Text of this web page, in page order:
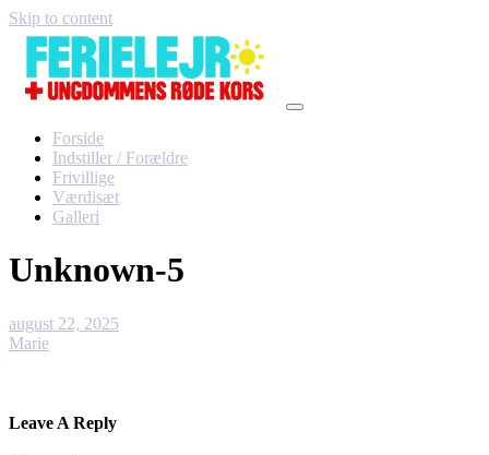
Skip to content
Forside
Indstiller / Forældre
Frivillige
Værdisæt
Galleri
Unknown-5
august 22, 2025
Marie
Leave A Reply